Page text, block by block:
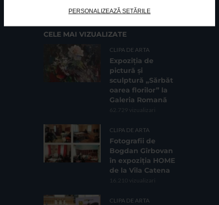
PERSONALIZEAZĂ SETĂRILE
CELE MAI VIZUALIZATE
CLIPA DE ARTA
Expoziția de
pictură și
sculptură „Sărbăt
oarea florilor” la
Galeria Romană
62.729 vizualizari
CLIPA DE ARTA
Fotografii de
Bogdan Gîrbovan
în expoziția HOME
de la Vila Catena
16.210 vizualizari
CLIPA DE ARTA